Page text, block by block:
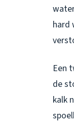
hard
Een
de
kalk